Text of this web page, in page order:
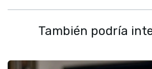
También podría